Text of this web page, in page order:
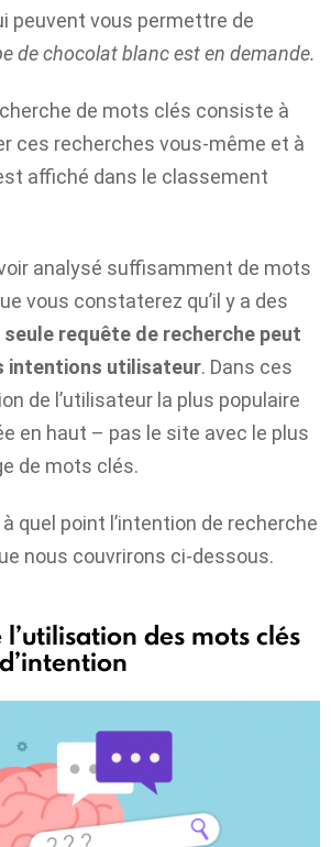
peuvent vous permettre de
de chocolat blanc est en demande.
de mots clés consiste à
ces recherches vous-même et à
affiché dans le classement
analysé suffisamment de mots
vous constaterez qu’il y a des
seule requête de recherche peut
intentions utilisateur. Dans ces
de l’utilisateur la plus populaire
en haut – pas le site avec le plus
de mots clés.
quel point l’intention de recherche
nous couvrirons ci-dessous.
des mots clés